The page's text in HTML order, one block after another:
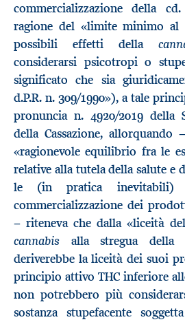
commercializzazione della
ragione del «limite minimo
possibili effetti della
considerarsi psicotropi o
significato che sia
d.P.R. n. 309/1990»), a tale
pronuncia n. 4920/2019 della
della Cassazione,
«ragionevole equilibrio fra le
relative alla tutela della salute e
le (in pratica inevitabili)
commercializzazione dei
− riteneva che dalla «liceità
cannabis alla stregua della
deriverebbe la liceità dei suoi
principio attivo THC inferiore
non potrebbero più
sostanza stupefacente